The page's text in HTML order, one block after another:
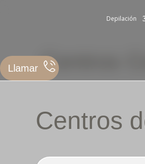
Depilación
Llamar Centros
Centros